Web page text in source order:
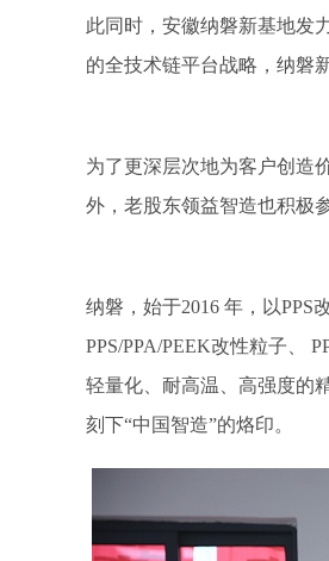
此同时，安徽纳磐新基地发
的全技术链平台战略，纳磐
为了更深层次地为客户创造
外，老股东领益智造也积极
纳磐，始于2016 年，以PPS
PPS/PPA/PEEK改性粒子、
轻量化、耐高温、高强度的
刻下“中国智造”的烙印。